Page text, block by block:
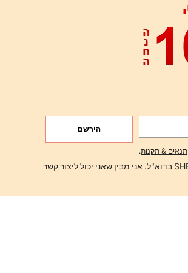
הירשם
תנאים & תקנות.
ברצוני לקבל הצעות בלעדיות וחדשות SHEIN בדוא"ל. אני מבין שאני יכול ליצור קשר